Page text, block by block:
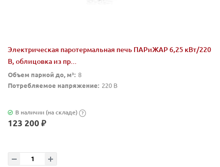
Электрическая паротермальная печь ПАРиЖАР 6,25 кВт/220
В, облицовка из пр...
Объем парной до, м³: 8
Потребляемое напряжение: 220 В
В наличии (на складе) ?
123 200 ₽